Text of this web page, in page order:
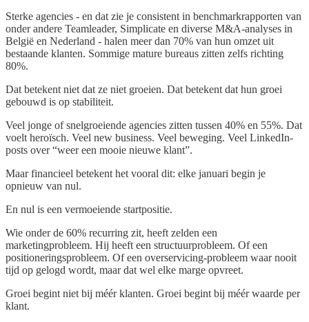
Sterke agencies - en dat zie je consistent in benchmarkrapporten van
onder andere Teamleader, Simplicate en diverse M&A-analyses in
België en Nederland - halen meer dan 70% van hun omzet uit
bestaande klanten. Sommige mature bureaus zitten zelfs richting
80%.
Dat betekent niet dat ze niet groeien. Dat betekent dat hun groei
gebouwd is op stabiliteit.
Veel jonge of snelgroeiende agencies zitten tussen 40% en 55%. Dat
voelt heroïsch. Veel new business. Veel beweging. Veel LinkedIn-
posts over “weer een mooie nieuwe klant”.
Maar financieel betekent het vooral dit: elke januari begin je
opnieuw van nul.
En nul is een vermoeiende startpositie.
Wie onder de 60% recurring zit, heeft zelden een
marketingprobleem. Hij heeft een structuurprobleem. Of een
positioneringsprobleem. Of een overservicing-probleem waar nooit
tijd op gelogd wordt, maar dat wel elke marge opvreet.
Groei begint niet bij méér klanten. Groei begint bij méér waarde per
klant.